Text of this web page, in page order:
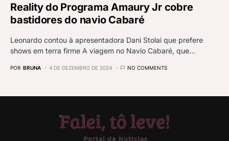
Reality do Programa Amaury Jr cobre
bastidores do navio Cabaré
Leonardo contou à apresentadora Dani Stolai que prefere
shows em terra firme A viagem no Navio Cabaré, que…
POR BRUNA 4 DE DEZEMBRO DE 2024 NO COMMENTS